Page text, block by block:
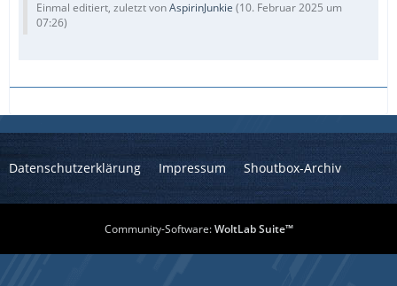
Einmal editiert, zuletzt vonAspirinJunkie (10. Februar 2025 um
07:26)
Datenschutzerklärung Impressum Shoutbox-Archiv
Community-Software:WoltLab Suite™